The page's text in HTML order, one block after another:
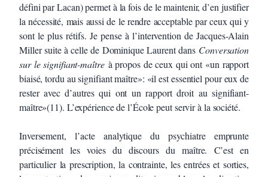
défini par Lacan) permet à la fois de le maintenir, d’en justifier
la nécessité, mais aussi de le rendre acceptable par ceux qui y
sont le plus rétifs. Je pense à l’intervention de Jacques-Alain
Miller suite à celle de Dominique Laurent dans Conversation
sur le signifiant-maîtreà propos de ceux qui ont «un rapport
biaisé, tordu au signifiant maître»: «il est essentiel pour eux de
rester avec d’autres qui ont un rapport droit au signifiant-
maître»(11). L’expérience de l’École peut servir à la société.
Inversement, l’acte analytique du psychiatre emprunte
précisément les voies du discours du maître. C’est en
particulier la prescription, la contrainte, les entrées et sorties,